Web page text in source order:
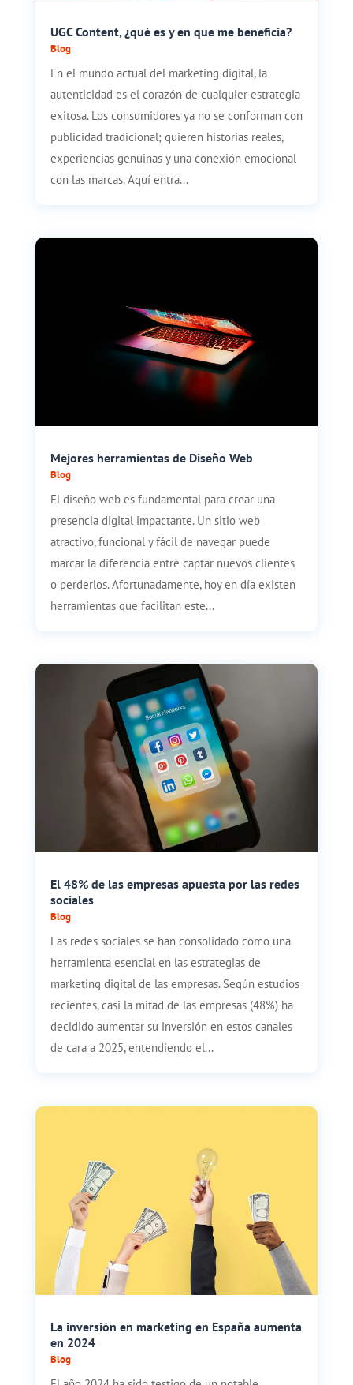
UGC Content, ¿qué es y en que me beneficia?
Blog
En el mundo actual del marketing digital, la
autenticidad es el corazón de cualquier estrategia
exitosa. Los consumidores ya no se conforman con
publicidad tradicional; quieren historias reales,
experiencias genuinas y una conexión emocional
con las marcas. Aquí entra...
Mejores herramientas de Diseño Web
Blog
El diseño web es fundamental para crear una
presencia digital impactante. Un sitio web
atractivo, funcional y fácil de navegar puede
marcar la diferencia entre captar nuevos clientes
o perderlos. Afortunadamente, hoy en día existen
herramientas que facilitan este...
El 48% de las empresas apuesta por las redes
sociales
Blog
Las redes sociales se han consolidado como una
herramienta esencial en las estrategias de
marketing digital de las empresas. Según estudios
recientes, casi la mitad de las empresas (48%) ha
decidido aumentar su inversión en estos canales
de cara a 2025, entendiendo el...
La inversión en marketing en España aumenta
en 2024
Blog